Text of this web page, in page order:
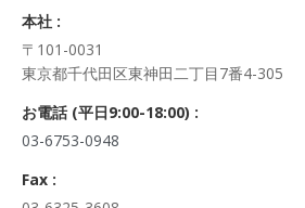
口に申し出ることができます。
その際、弊社はご本人を確認させていた
な期間内に対応いたします。
株式会社FloBoard 個人情報問合せ窓口
〒101-0031 東京都千代田区東神田二丁
メールアドレス: info@floboard.co.jp
本社 :
〒101-0031
東京都千代田区東神田二丁目7番4-305
お電話 (平日9:00-18:00) :
03-6753-0948
Fax :